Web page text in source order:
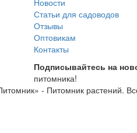
Статьи для садоводов
Отзывы
Оптовикам
Контакты
Подписывайтесь на
питомника!
- Питомник растений.